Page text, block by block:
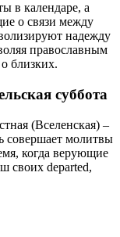
в календаре, а
о связи между
надежду
православным
близких.
суббота
(Вселенская) –
совершает молитвы
когда верующие
своих departed,